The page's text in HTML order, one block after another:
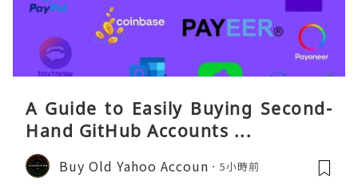
A Guide to Easily Buying Second-
Hand GitHub Accounts ...
Buy Old Yahoo Accoun 5小時前